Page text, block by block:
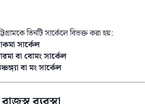
তিনটি সার্কেলে বিভক্ত করা হয়:
সার্কেল
বা বোমং সার্কেল
বা মং সার্কেল